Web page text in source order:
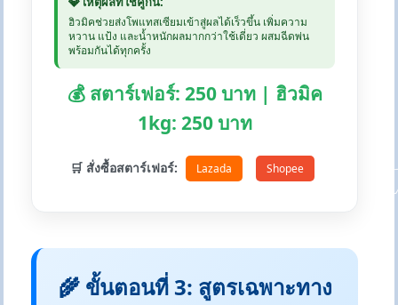
ฮิวมิคช่วยส่งโพแทสเซียมเข้าสู่ผลได้เร็วขึ้น เพิ่มความ
หวาน แป้ง และน้ำหนักผลมากกว่าใช้เดี่ยว ผสมฉีดพ่น
พร้อมกันได้ทุกครั้ง
💰 สตาร์เฟอร์: 250 บาท | ฮิวมิค
1kg: 250 บาท
🛒 สั่งซื้อสตาร์เฟอร์: Lazada Shopee
🌾 ขั้นตอนที่ 3: สูตรเฉพาะทาง